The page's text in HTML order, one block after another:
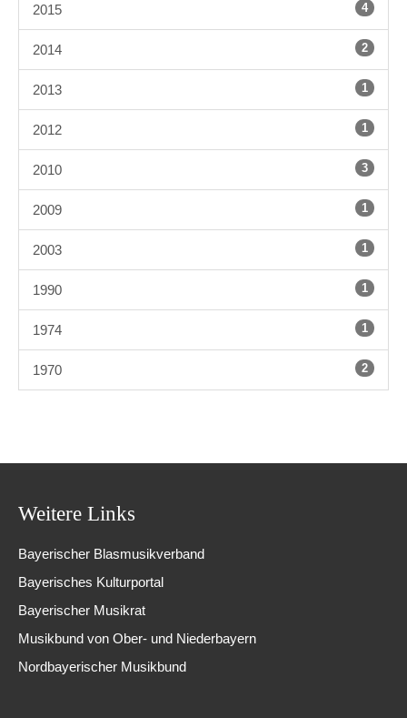
2015 4
2014 2
2013 1
2012 1
2010 3
2009 1
2003 1
1990 1
1974 1
1970 2
Weitere Links
Bayerischer Blasmusikverband
Bayerisches Kulturportal
Bayerischer Musikrat
Musikbund von Ober- und Niederbayern
Nordbayerischer Musikbund